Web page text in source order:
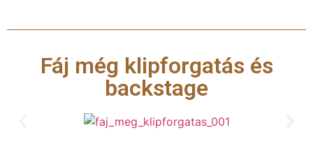
Fáj még klipforgatás és
backstage